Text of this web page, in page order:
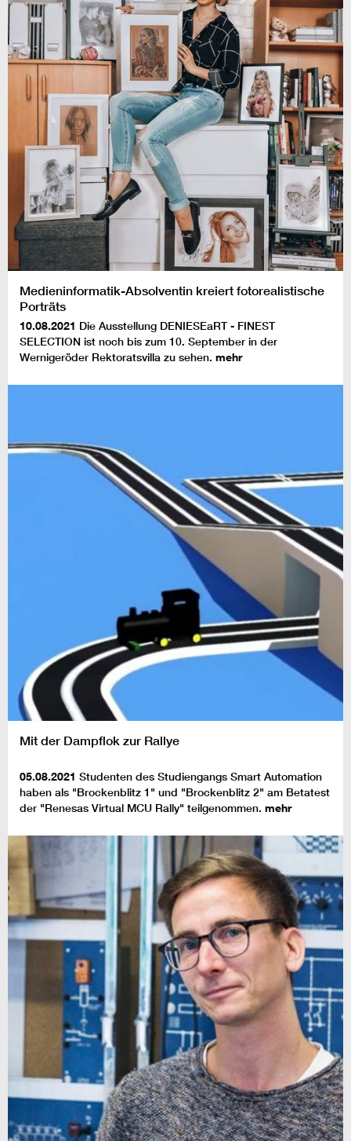
Medieninformatik-Absolventin kreiert fotorealistische
Porträts
10.08.2021 Die Ausstellung DENIESEaRT - FINEST
SELECTION ist noch bis zum 10. September in der
Wernigeröder Rektoratsvilla zu sehen. mehr
Mit der Dampflok zur Rallye
05.08.2021 Studenten des Studiengangs Smart Automation
haben als "Brockenblitz 1" und "Brockenblitz 2" am Betatest
der "Renesas Virtual MCU Rally" teilgenommen. mehr